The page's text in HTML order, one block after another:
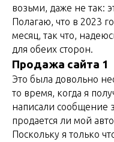
возьми, даже не так:
Полагаю, что в 2023
месяц, так что,
для обеих сторон.
Продажа сайта 1
Это была довольно
то время, когда я
написали сообщение
продается ли мой
Поскольку я только